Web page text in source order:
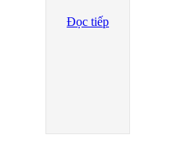
Đọc tiếp